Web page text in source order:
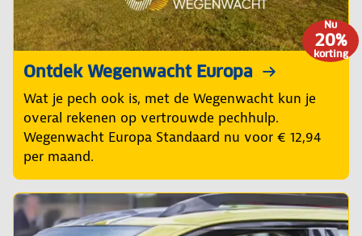
Nu
20%
korting
Ontdek Wegenwacht Europa
Wat je pech ook is, met de Wegenwacht kun je
overal rekenen op vertrouwde pechhulp.
Wegenwacht Europa Standaard nu voor € 12,94
per maand.